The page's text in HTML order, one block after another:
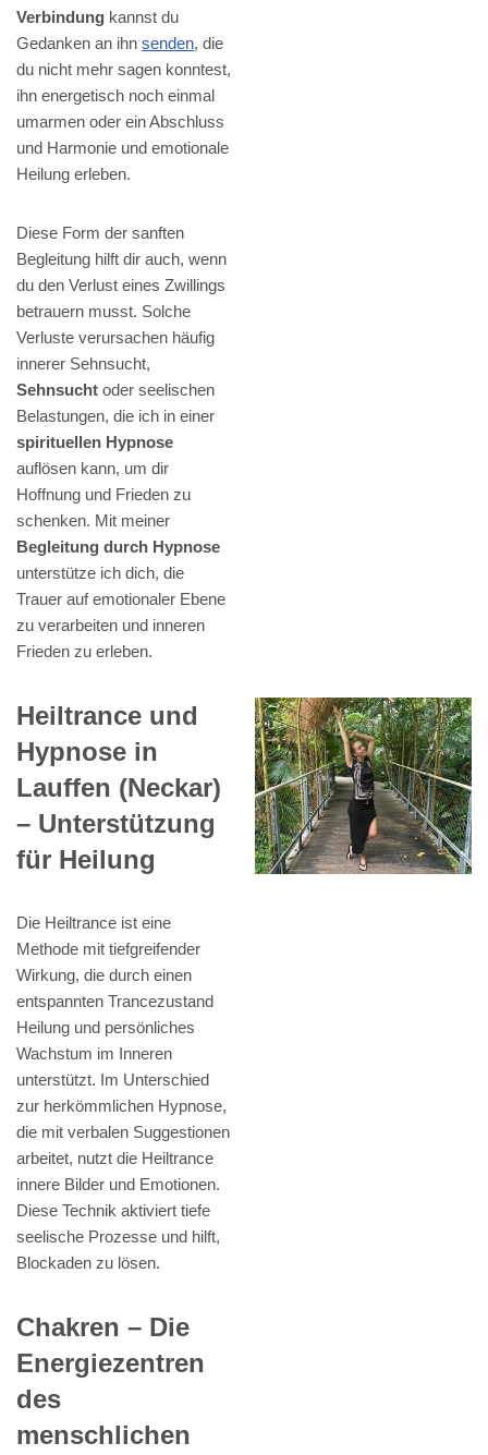
Verbindung kannst du
Gedanken an ihn senden, die
du nicht mehr sagen konntest,
ihn energetisch noch einmal
umarmen oder ein Abschluss
und Harmonie und emotionale
Heilung erleben.
Diese Form der sanften
Begleitung hilft dir auch, wenn
du den Verlust eines Zwillings
betrauern musst. Solche
Verluste verursachen häufig
innerer Sehnsucht,
Sehnsucht oder seelischen
Belastungen, die ich in einer
spirituellen Hypnose
auflösen kann, um dir
Hoffnung und Frieden zu
schenken. Mit meiner
Begleitung durch Hypnose
unterstütze ich dich, die
Trauer auf emotionaler Ebene
zu verarbeiten und inneren
Frieden zu erleben.
Heiltrance und
Hypnose in
Lauffen (Neckar)
– Unterstützung
für Heilung
Die Heiltrance ist eine
Methode mit tiefgreifender
Wirkung, die durch einen
entspannten Trancezustand
Heilung und persönliches
Wachstum im Inneren
unterstützt. Im Unterschied
zur herkömmlichen Hypnose,
die mit verbalen Suggestionen
arbeitet, nutzt die Heiltrance
innere Bilder und Emotionen.
Diese Technik aktiviert tiefe
seelische Prozesse und hilft,
Blockaden zu lösen.
Chakren – Die
Energiezentren
des
menschlichen